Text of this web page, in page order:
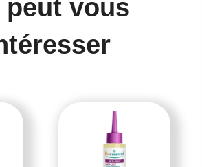
peut vous